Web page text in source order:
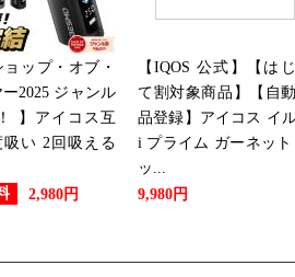
ョップ・オブ・
2025 ジャンル
】アイコス互
い 2回吸える
2,980円
【IQOS 公式】【は
て割対象商品】【自
品登録】アイコス イ
i プライム ガーネット
ッ...
9,980円